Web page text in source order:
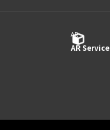
AR
AR Service